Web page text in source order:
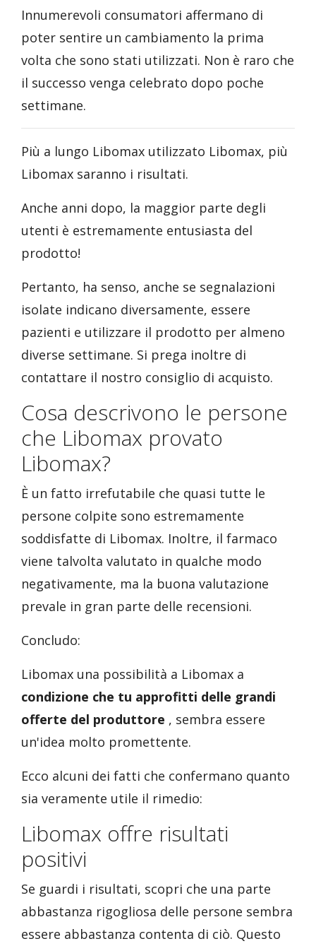
Innumerevoli consumatori affermano di
poter sentire un cambiamento la prima
volta che sono stati utilizzati. Non è raro che
il successo venga celebrato dopo poche
settimane.
Più a lungo Libomax utilizzato Libomax, più
Libomax saranno i risultati.
Anche anni dopo, la maggior parte degli
utenti è estremamente entusiasta del
prodotto!
Pertanto, ha senso, anche se segnalazioni
isolate indicano diversamente, essere
pazienti e utilizzare il prodotto per almeno
diverse settimane. Si prega inoltre di
contattare il nostro consiglio di acquisto.
Cosa descrivono le persone
che Libomax provato
Libomax?
È un fatto irrefutabile che quasi tutte le
persone colpite sono estremamente
soddisfatte di Libomax. Inoltre, il farmaco
viene talvolta valutato in qualche modo
negativamente, ma la buona valutazione
prevale in gran parte delle recensioni.
Concludo:
Libomax una possibilità a Libomax a
condizione che tu approfitti delle grandi
offerte del produttore , sembra essere
un'idea molto promettente.
Ecco alcuni dei fatti che confermano quanto
sia veramente utile il rimedio:
Libomax offre risultati
positivi
Se guardi i risultati, scopri che una parte
abbastanza rigogliosa delle persone sembra
essere abbastanza contenta di ciò. Questo